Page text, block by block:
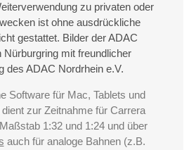
zu privaten oder
ist ohne ausdrückliche
gestattet. Bilder der ADAC
Nürburgring mit freundlicher
des ADAC Nordrhein e.V.
Software für Mac, Tablets und
zur Zeitnahme für Carrera
1:32 und 1:24 und über
auch für analoge Bahnen (z.B.